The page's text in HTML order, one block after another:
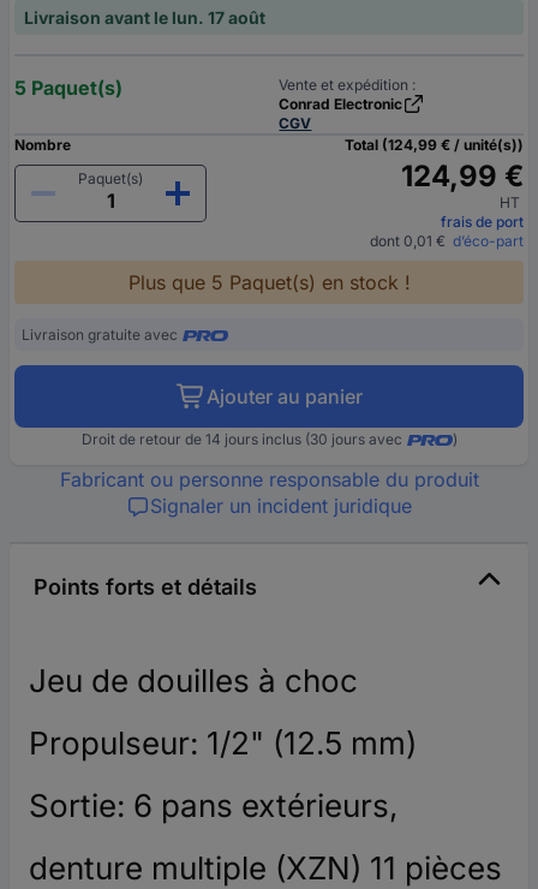
Livraison avant le lun. 17 août
5 Paquet(s)
Vente et expédition :
Conrad Electronic
CGV
Nombre
Paquet(s)
Total (124,99 € / unité(s))
124,99 €
HT
frais de port
dont 0,01 € d’éco-part
Plus que 5 Paquet(s) en stock !
Livraison gratuite avec
Ajouter au panier
Droit de retour de 14 jours inclus (30 jours avec )
Fabricant ou personne responsable du produit
Signaler un incident juridique
Points forts et détails
Jeu de douilles à choc
Propulseur: 1/2" (12.5 mm)
Sortie: 6 pans extérieurs,
denture multiple (XZN) 11 pièces